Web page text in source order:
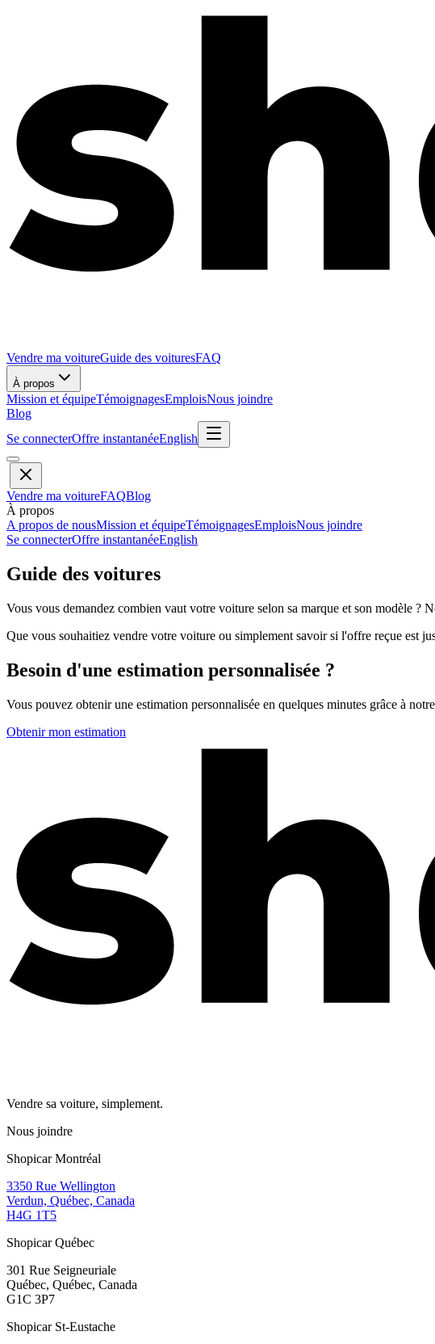
Vendre ma voitureGuide des voituresFAQ
À propos
Mission et équipeTémoignagesEmploisNous joindre
Blog
Se connecterOffre instantanéeEnglish
Vendre ma voitureFAQBlog
À propos
A propos de nousMission et équipeTémoignagesEmploisNous joindre
Se connecterOffre instantanéeEnglish
Guide des voitures
Vous vous demandez combien vaut votre voiture selon sa marque et son modèle ?
Que vous souhaitiez vendre votre voiture ou simplement savoir si l'offre reçue est
Besoin d'une estimation personnalisée ?
Vous pouvez obtenir une estimation personnalisée en quelques minutes grâce à
Obtenir mon estimation
Vendre sa voiture, simplement.
Nous joindre
Shopicar Montréal
3350 Rue Wellington
Verdun, Québec, Canada
H4G 1T5
Shopicar Québec
301 Rue Seigneuriale
Québec, Québec, Canada
G1C 3P7
Shopicar St-Eustache